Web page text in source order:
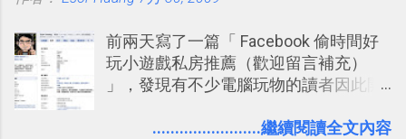
學： Evernote 新增類似 Google 文件的
「免帳號登入」多人同步編輯功能
前兩天寫了一篇「 Facebook 偷時間好
玩小遊戲私房推薦（歡迎留言補充）
」，發現有不少電腦玩物的讀者因此開
Facebook確 實是目前最好的社群、社
........................繼續閱讀全文內容